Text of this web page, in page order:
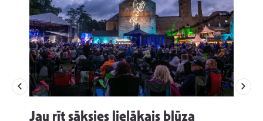
Jau rīt sāksies lielākais blūza